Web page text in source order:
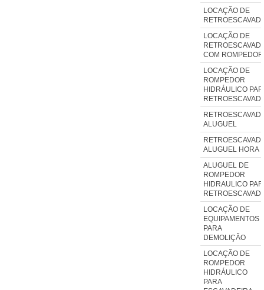
LOCAÇÃO DE
LOCAÇÃO DE
COM ROMPEDOR
LOCAÇÃO DE
ROMPEDOR
HIDRÁULICO
ALUGUEL
ALUGUEL HORA
ALUGUEL DE
ROMPEDOR
HIDRAULICO
LOCAÇÃO DE
EQUIPAMENTOS
PARA
DEMOLIÇÃO
LOCAÇÃO DE
ROMPEDOR
HIDRÁULICO
PARA